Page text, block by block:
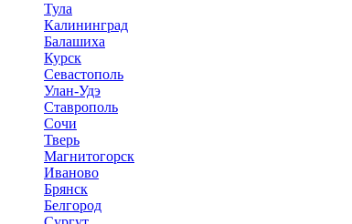
Тула
Калининград
Балашиха
Курск
Севастополь
Улан-Удэ
Ставрополь
Сочи
Тверь
Магнитогорск
Иваново
Брянск
Белгород